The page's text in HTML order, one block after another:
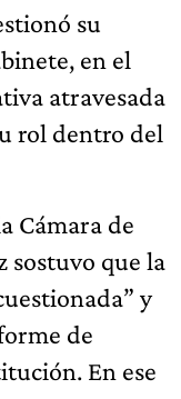
su
en el
atravesada
rol dentro del
Cámara de
sostuvo que la
y
de
En ese